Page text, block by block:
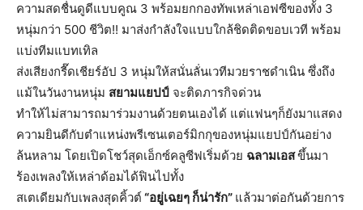
ความสดชื่นดูดีแบบคูณ 3 พร้อมยกกองทัพเหล่าเอฟซีของทั้ง 3
หนุ่มกว่า 500 ชีวิต!! มาส่งกำลังใจแบบใกล้ชิดติดขอบเวที พร้อม
แบ่งทีมแบทเทิล
ส่งเสียงกรี๊ดเชียร์อัป 3 หนุ่มให้สนั่นลั่นเวทีมวยราชดำเนิน ซึ่งถึง
แม้ในวันงานหนุ่ม สยามแยปป์ จะติดภารกิจด่วน
ทำให้ไม่สามารถมาร่วมงานด้วยตนเองได้ แต่แฟนๆก็ยังมาแสดง
ความยินดีกับตำแหน่งพรีเซนเตอร์มิกกุของหนุ่มแยปป์กันอย่าง
ล้นหลาม โดยเปิดโชว์สุดเอ็กซ์คลูซีฟเริ่มด้วย ฉลามเอสขึ้นมา
ร้องเพลงให้เหล่าด้อมได้ฟินไปทั้ง
สเตเดียมกับเพลงสุดคิ้วต์ “อยู่เฉยๆ ก็น่ารัก” แล้วมาต่อกันด้วยการ